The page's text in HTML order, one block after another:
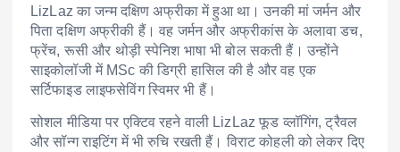
LizLaz का जन्म दक्षिण अफ्रीका में हुआ था। उनकी मां जर्मन और
पिता दक्षिण अफ्रीकी हैं। वह जर्मन और अफ्रीकांस के अलावा डच,
फ्रेंच, रूसी और थोड़ी स्पेनिश भाषा भी बोल सकती हैं। उन्होंने
साइकोलॉजी में MSc की डिग्री हासिल की है और वह एक
सर्टिफाइड लाइफसेविंग स्विमर भी हैं।
सोशल मीडिया पर एक्टिव रहने वाली LizLaz फूड व्लॉगिंग, ट्रैवल
और सॉन्ग राइटिंग में भी रुचि रखती हैं। विराट कोहली को लेकर दिए